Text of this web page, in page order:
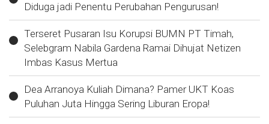
Diduga jadi Penentu Perubahan Pengurusan!
Terseret Pusaran Isu Korupsi BUMN PT Timah,
Selebgram Nabila Gardena Ramai Dihujat Netizen
Imbas Kasus Mertua
Dea Arranoya Kuliah Dimana? Pamer UKT Koas
Puluhan Juta Hingga Sering Liburan Eropa!